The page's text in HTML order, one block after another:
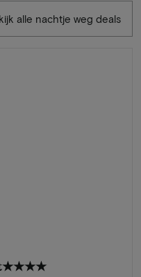
alle nachtje weg deals
★★★★